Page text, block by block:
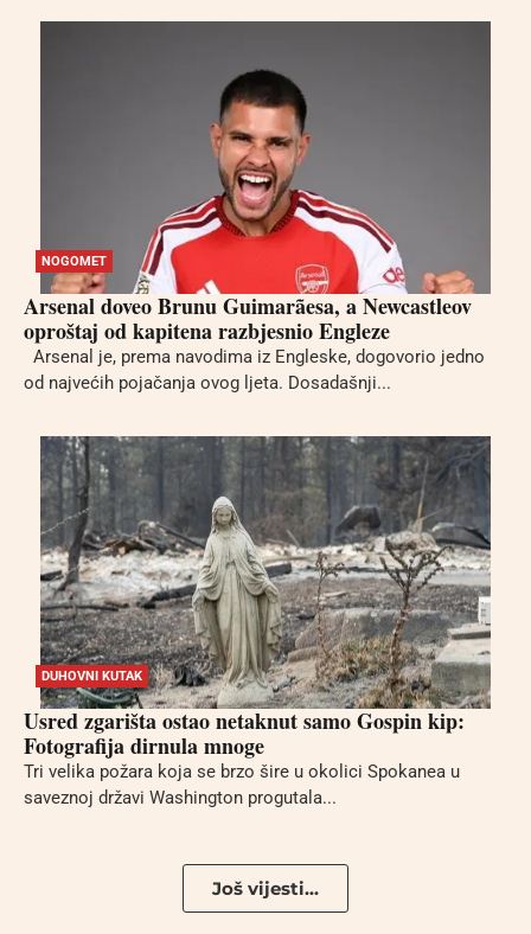
NOGOMET
Arsenal doveo Brunu Guimarãesa, a Newcastleov
oproštaj od kapitena razbjesnio Engleze
Arsenal je, prema navodima iz Engleske, dogovorio jedno
od najvećih pojačanja ovog ljeta. Dosadašnji...
DUHOVNI KUTAK
Usred zgarišta ostao netaknut samo Gospin kip:
Fotografija dirnula mnoge
Tri velika požara koja se brzo šire u okolici Spokanea u
saveznoj državi Washington progutala...
Još vijesti...